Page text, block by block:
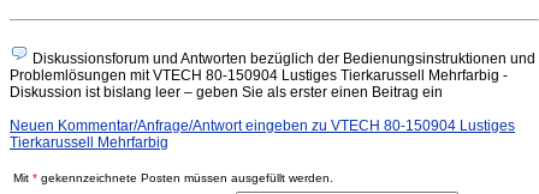
Diskussionsforum und Antworten bezüglich der Bedienungsinstruktionen und
Problemlösungen mit VTECH 80-150904 Lustiges Tierkarussell Mehrfarbig -
Diskussion ist bislang leer – geben Sie als erster einen Beitrag ein
Neuen Kommentar/Anfrage/Antwort eingeben zu VTECH 80-150904 Lustiges
Tierkarussell Mehrfarbig
Mit * gekennzeichnete Posten müssen ausgefüllt werden.